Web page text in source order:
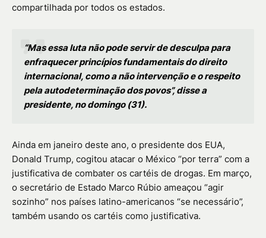
compartilhada por todos os estados.
“Mas essa luta não pode servir de desculpa para
enfraquecer princípios fundamentais do direito
internacional, como a não intervenção e o respeito
pela autodeterminação dos povos”, disse a
presidente, no domingo (31).
Ainda em janeiro deste ano, o presidente dos EUA,
Donald Trump, cogitou atacar o México “por terra” com a
justificativa de combater os cartéis de drogas. Em março,
o secretário de Estado Marco Rúbio ameaçou “agir
sozinho” nos países latino-americanos “se necessário”,
também usando os cartéis como justificativa.